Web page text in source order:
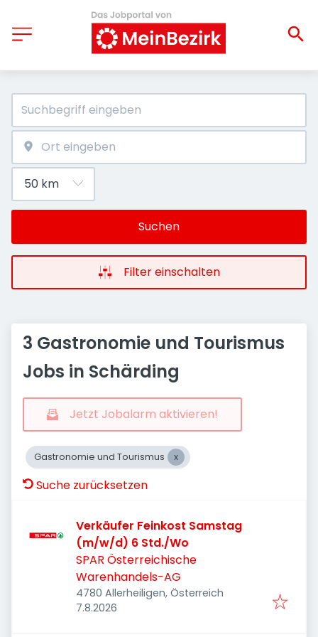
Suchen
Filter einschalten
3 Gastronomie und Tourismus
Jobs in Schärding
Jetzt Jobalarm aktivieren!
Gastronomie und Tourismus
Suche zurücksetzen
Verkäufer Feinkost Samstag
(m/w/d) 6 Std./Wo
SPAR Österreichische
Warenhandels-AG
4780 Allerheiligen, Österreich
Veröffentlicht
7.8.2026